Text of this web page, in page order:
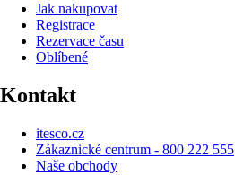
Jak nakupovat
Registrace
Rezervace času
Oblíbené
Kontakt
itesco.cz
Zákaznické centrum - 800 222 555
Naše obchody